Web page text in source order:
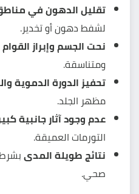
تقليل الدهون في
لشفط دهون أو تخدير.
نحت الجسم وإبراز القوام
ومتناسقة.
تحفيز الدورة الدموية
مظهر الجلد.
عدم وجود آثار جانبية
التورمات العميقة.
نتائج طويلة المدى
صحي.